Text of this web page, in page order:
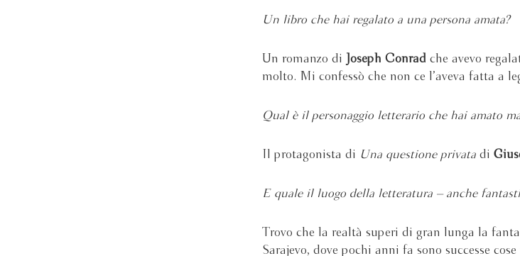
Un libro che hai regalato a una persona amata?
Un romanzo di Joseph Conrad che avevo
molto. Mi confessò che non ce l’aveva fatta a
Qual è il personaggio letterario che hai amato
Il protagonista di Una questione privatadi
E quale il luogo della letteratura – anche
Trovo che la realtà superi di gran lunga la
Sarajevo, dove pochi anni fa sono successe